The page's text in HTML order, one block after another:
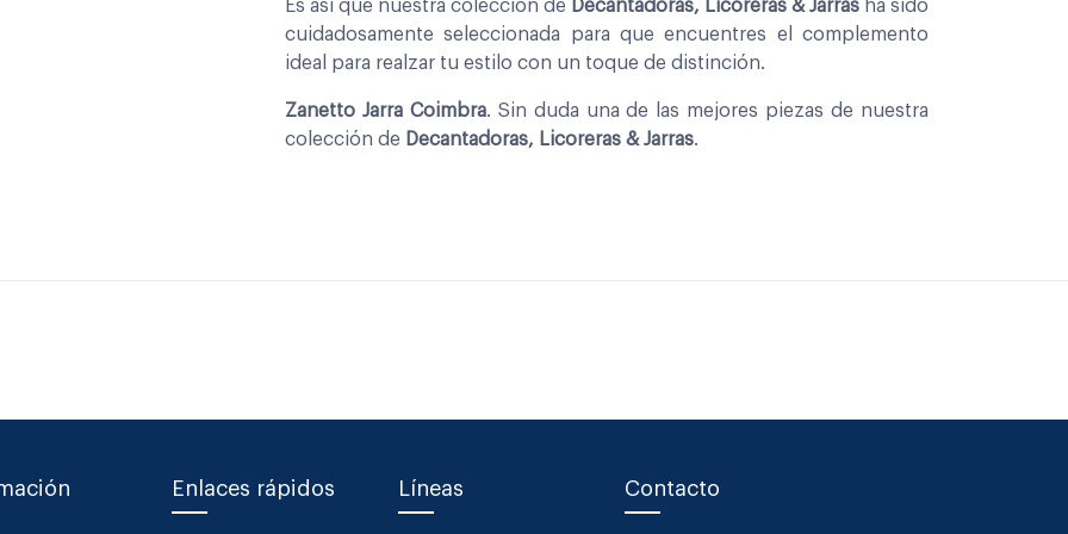
Es asi que nuestra coleccion de Decantadoras, Licoreras & Jarras ha sido
cuidadosamente seleccionada para que encuentres el complemento
ideal para realzar tu estilo con un toque de distinción.
Zanetto Jarra Coimbra. Sin duda una de las mejores piezas de nuestra
colección de Decantadoras, Licoreras & Jarras.
Enlaces rápidos Líneas Contacto